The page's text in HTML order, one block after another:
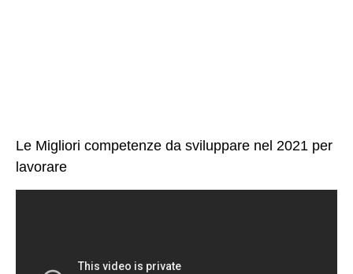
Le Migliori competenze da sviluppare nel 2021 per
lavorare